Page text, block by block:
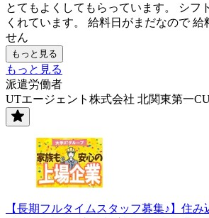
とてもよくしてもらっています。 シフ
くれています。 給料日がまだなので 給
せん
もっと見る
もっと見る
派遣労働者
UTエージェント株式会社 北関東第一
【長期フルタイムスタッフ募集♪】住